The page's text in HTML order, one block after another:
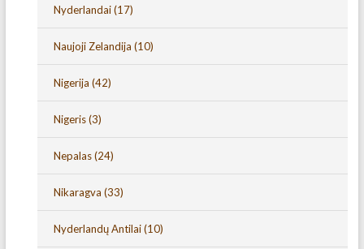
Nyderlandai(17)
Naujoji Zelandija (10)
Nigerija (42)
Nigeris(3)
Nepalas(24)
Nikaragva (33)
Nyderlandų Antilai(10)